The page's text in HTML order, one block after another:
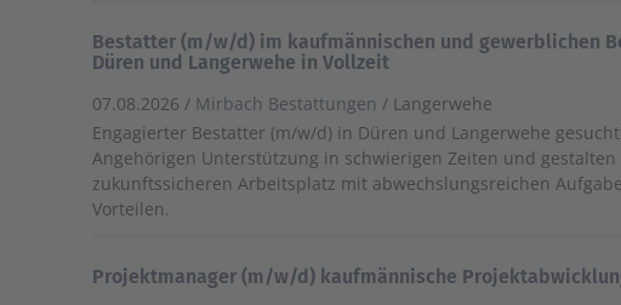
Bestatter (m/w/d) im kaufmännischen und gewerblichen
Düren und Langerwehe in Vollzeit
07.08.2026 / Mirbach Bestattungen / Langerwehe
Engagierter Bestatter (m/w/d) in Düren und Langerwehe
Angehörigen Unterstützung in schwierigen Zeiten und gestalten
zukunftssicheren Arbeitsplatz mit abwechslungsreichen
Vorteilen.
Projektmanager (m/w/d) kaufmännische